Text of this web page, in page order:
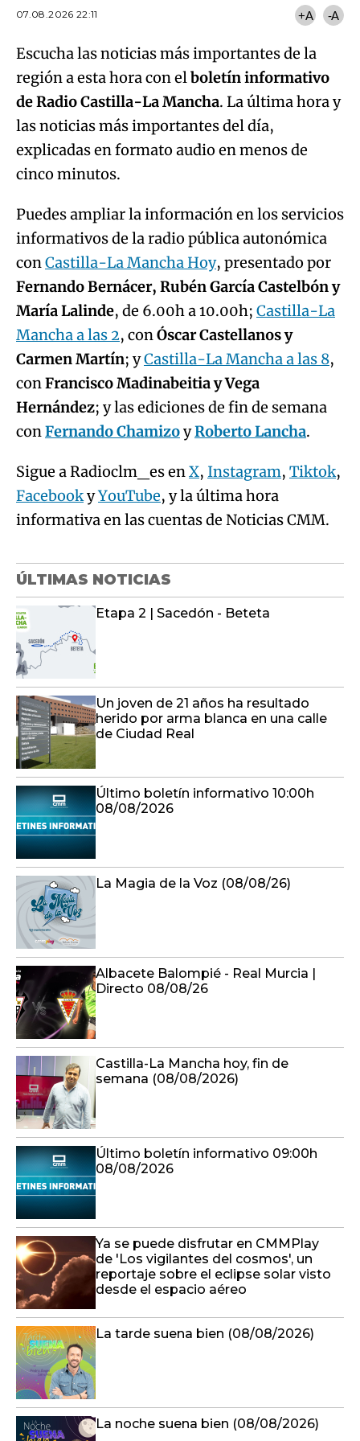
07.08.2026 22:11
+A -A
Escucha las noticias más importantes de la
región a esta hora con elboletín informativo
de Radio Castilla-La Mancha. La última hora y
las noticias más importantes del día,
explicadas en formato audio en menos de
cinco minutos.
Puedes ampliar la información en los servicios
informativos de la radio pública autonómica
conCastilla-La Mancha Hoy, presentado por
Fernando Bernácer, Rubén García Castelbón y
María Lalinde, de 6.00h a 10.00h; Castilla-La
Mancha a las 2, conÓscar Castellanos y
Carmen Martín; yCastilla-La Mancha a las 8,
conFrancisco Madinabeitia y Vega
Hernández; y las ediciones de fin de semana
conFernando ChamizoyRoberto Lancha.
Sigue a Radioclm_es enX, Instagram, Tiktok,
FacebookyYouTube, y la última hora
informativa en las cuentas de Noticias CMM.
ÚLTIMAS NOTICIAS
Etapa 2 | Sacedón - Beteta
Un joven de 21 años ha resultado
herido por arma blanca en una calle
de Ciudad Real
Último boletín informativo 10:00h
08/08/2026
La Magia de la Voz (08/08/26)
Albacete Balompié - Real Murcia |
Directo 08/08/26
Castilla-La Mancha hoy, fin de
semana (08/08/2026)
Último boletín informativo 09:00h
08/08/2026
Ya se puede disfrutar en CMMPlay
de 'Los vigilantes del cosmos', un
reportaje sobre el eclipse solar visto
desde el espacio aéreo
La tarde suena bien (08/08/2026)
La noche suena bien (08/08/2026)